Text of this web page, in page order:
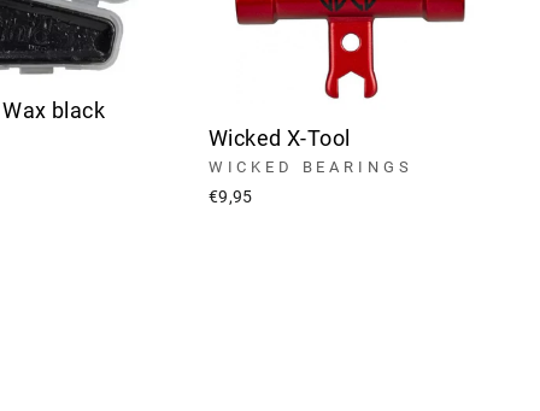
black
Wicked X-Tool
WICKED BEARINGS
€9,95